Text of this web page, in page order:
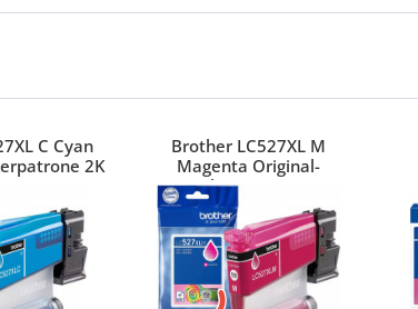
C Cyan
2K
Brother LC527XL M
Magenta Original-
Druckerpatrone 2K